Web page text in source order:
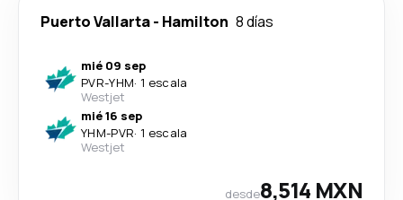
Puerto Vallarta- Hamilton 8 días
mié 09 sep
PVR-YHM· 1 escala
Westjet
mié 16 sep
YHM-PVR· 1 escala
Westjet
desde8,514 MXN